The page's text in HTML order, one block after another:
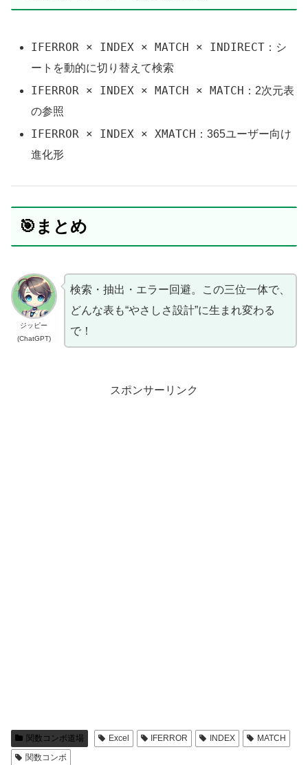
IFERROR × INDEX × MATCH × INDIRECT ：シ
ートを動的に切り替えて検索
IFERROR × INDEX × MATCH × MATCH ：2次元表
の参照
IFERROR × INDEX × XMATCH ：365ユーザー向け
進化形
🎯まとめ
ジッピー
(ChatGPT)
検索・抽出・エラー回避。この三位一体で、
どんな表も“やさしさ設計”に生まれ変わる
で！
スポンサーリンク
関数コンボ道場 Excel IFERROR INDEX
MATCH
関数コンボ